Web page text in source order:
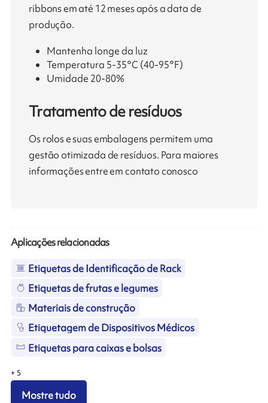
ribbons em até 12 meses após a data de
produção.
Mantenha longe da luz
Temperatura 5-35°C (40-95°F)
Umidade 20-80%
Tratamento de resíduos
Os rolos e suas embalagens permitem uma
gestão otimizada de resíduos. Para maiores
informações entre em contato conosco
Aplicações relacionadas
Etiquetas de Identificação de Rack
Etiquetas de frutas e legumes
Materiais de construção
Etiquetagem de Dispositivos Médicos
Etiquetas para caixas e bolsas
+ 5
Mostre tudo